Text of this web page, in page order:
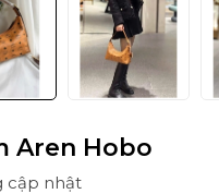
Aren Hobo
cập nhật